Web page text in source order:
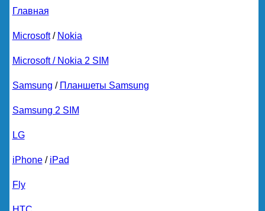
Главная
Microsoft/ Nokia
Microsoft / Nokia 2 SIM
Samsung / Планшеты Samsung
Samsung 2 SIM
LG
iPhone/ iPad
Fly